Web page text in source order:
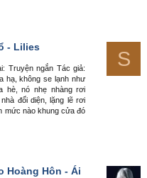
- Lilies
Truyện ngắn Tác giả:
hạ, không se lạnh như
hè, nó nhẹ nhàng rơi
đối diện, lặng lẽ rơi
mức nào khung cửa đó
S
Hoàng Hôn - Ái